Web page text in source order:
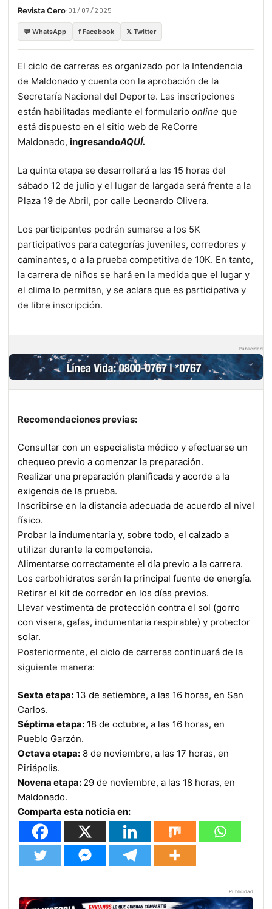
Revista Cero·01/07/2025
💬 WhatsApp f Facebook 𝕏 Twitter
El ciclo de carreras es organizado por la Intendencia
de Maldonado y cuenta con la aprobación de la
Secretaría Nacional del Deporte. Las inscripciones
están habilitadas mediante el formulario online que
está dispuesto en el sitio web de ReCorre
Maldonado, ingresandoAQUÍ.
La quinta etapa se desarrollará a las 15 horas del
sábado 12 de julio y el lugar de largada será frente a la
Plaza 19 de Abril, por calle Leonardo Olivera.
Los participantes podrán sumarse a los 5K
participativos para categorías juveniles, corredores y
caminantes, o a la prueba competitiva de 10K. En tanto,
la carrera de niños se hará en la medida que el lugar y
el clima lo permitan, y se aclara que es participativa y
de libre inscripción.
Publicidad
Recomendaciones previas:
Consultar con un especialista médico y efectuarse un
chequeo previo a comenzar la preparación.
Realizar una preparación planificada y acorde a la
exigencia de la prueba.
Inscribirse en la distancia adecuada de acuerdo al nivel
físico.
Probar la indumentaria y, sobre todo, el calzado a
utilizar durante la competencia.
Alimentarse correctamente el día previo a la carrera.
Los carbohidratos serán la principal fuente de energía.
Retirar el kit de corredor en los días previos.
Llevar vestimenta de protección contra el sol (gorro
con visera, gafas, indumentaria respirable) y protector
solar.
Posteriormente, el ciclo de carreras continuará de la
siguiente manera:
Sexta etapa: 13 de setiembre, a las 16 horas, en San
Carlos.
Séptima etapa: 18 de octubre, a las 16 horas, en
Pueblo Garzón.
Octava etapa: 8 de noviembre, a las 17 horas, en
Piriápolis.
Novena etapa: 29 de noviembre, a las 18 horas, en
Maldonado.
Comparta esta noticia en:
Publicidad